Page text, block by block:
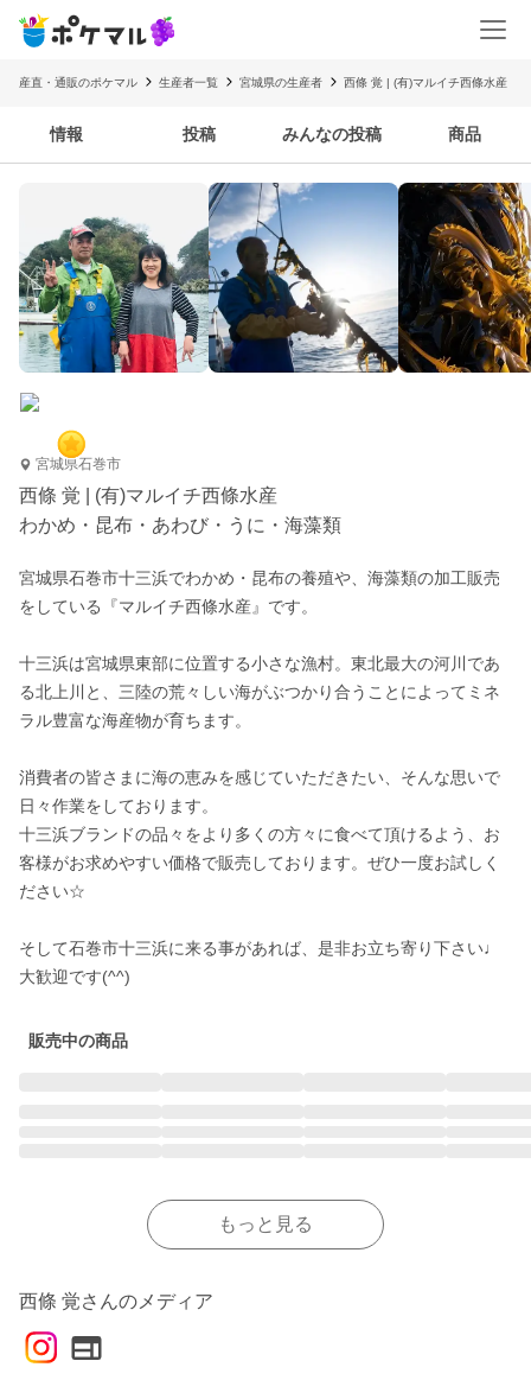
産直・通販のポケマル 生産者一覧 宮城県の生産者 西條 覚 | (有)マルイチ西條水産
情報 投稿 みんなの投稿 商品
宮城県石巻市
西條 覚 | (有)マルイチ西條水産
わかめ・昆布・あわび・うに・海藻類
宮城県石巻市十三浜でわかめ・昆布の養殖や、海藻類の加工販売
をしている『マルイチ西條水産』です。
十三浜は宮城県東部に位置する小さな漁村。東北最大の河川であ
る北上川と、三陸の荒々しい海がぶつかり合うことによってミネ
ラル豊富な海産物が育ちます。
消費者の皆さまに海の恵みを感じていただきたい、そんな思いで
日々作業をしております。
十三浜ブランドの品々をより多くの方々に食べて頂けるよう、お
客様がお求めやすい価格で販売しております。ぜひ一度お試しく
ださい☆
そして石巻市十三浜に来る事があれば、是非お立ち寄り下さい♩
大歓迎です(^^)
販売中の商品
もっと見る
西條 覚さんのメディア